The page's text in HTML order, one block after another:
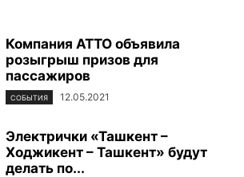
Компания АТТО объявила
розыгрыш призов для
пассажиров
СОБЫТИЯ 12.05.2021
Электрички «Ташкент –
Ходжикент – Ташкент» будут
делать по...